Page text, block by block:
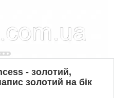
- золотий,
золотий на бік